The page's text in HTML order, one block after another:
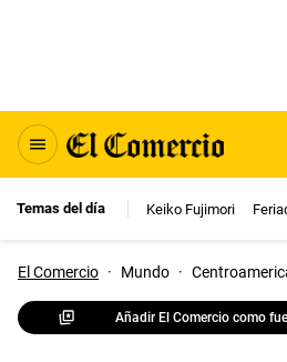
Temas del día Keiko Fujimori
El Comercio · Mundo ·
Añadir El Comercio como